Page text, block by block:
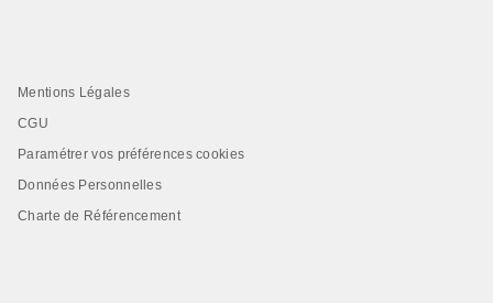
Mentions Légales
CGU
Paramétrer vos préférences cookies
Données Personnelles
Charte de Référencement